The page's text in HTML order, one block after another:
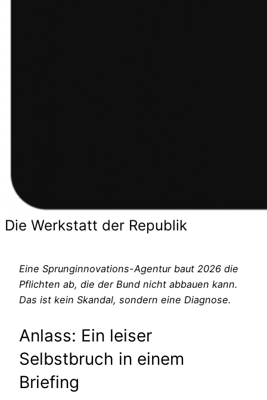
Die Werkstatt der Republik
Eine Sprunginnovations-Agentur baut 2026 die
Pflichten ab, die der Bund nicht abbauen kann.
Das ist kein Skandal, sondern eine Diagnose.
Anlass: Ein leiser
Selbstbruch in einem
Briefing